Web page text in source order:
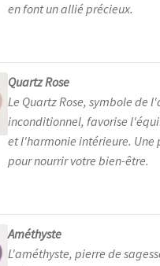
en font un allié précieux.
Quartz Rose
Le Quartz Rose, symbole de
inconditionnel, favorise
et l'harmonie intérieure. Une
pour nourrir votre bien-être.
Améthyste
L'améthyste, pierre de